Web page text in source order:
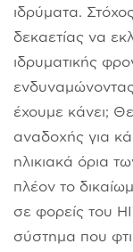
ιδρύματα.
δεκαετίας να
ιδρυματικής
έχουμε κάνει;
αναδοχής για
ηλικιακά όρια
πλέον το
σε φορείς του
σύστημα που